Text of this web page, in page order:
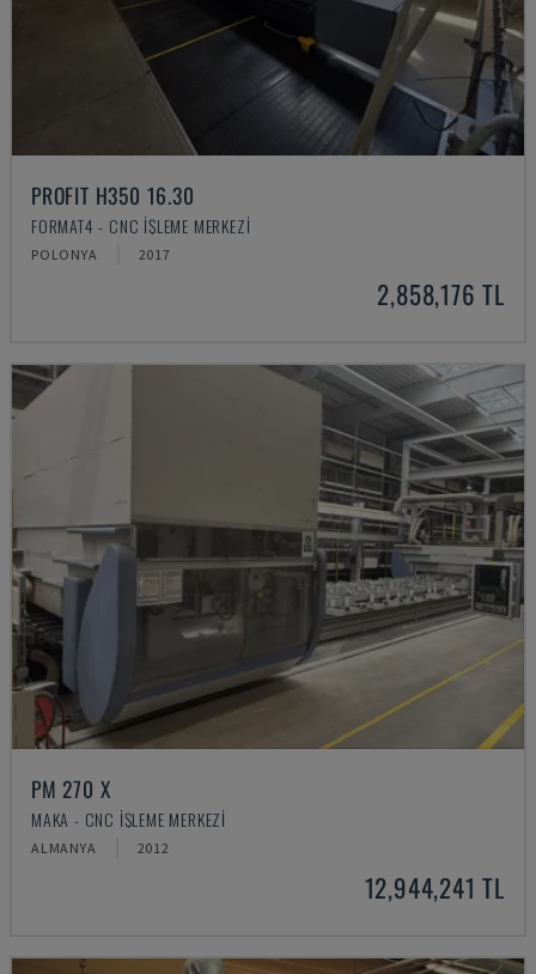
PROFIT H350 16.30
FORMAT4 - CNC İŞLEME MERKEZI
POLONYA 2017
2,858,176 TL
PM 270 X
MAKA - CNC İŞLEME MERKEZI
ALMANYA 2012
12,944,241 TL